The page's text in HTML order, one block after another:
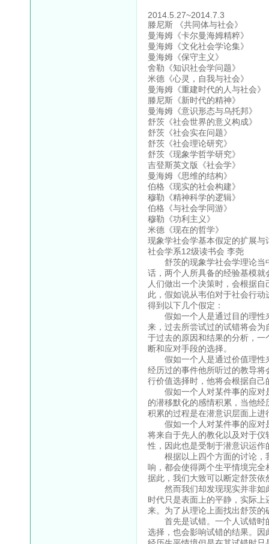
2014.5.27~2014.7.3
滕尼斯 《共同体与社会》
曼海姆《卡尔曼海姆精粹》
曼海姆《文化社会学论集》
曼海姆《保守主义》
舍勒《知识社会学问题》
米德《心灵，自我与社会》
曼海姆《重建时代的人与社会》
滕尼斯《新时代的精神》
曼海姆《意识形态与乌托邦》
舒茨《社会世界的意义构成》
舒茨《社会实在问题》
舒茨《社会理论研究》
舒茨《现象学哲学研究》
吉登斯英文版《社会学》
曼海姆《思维的结构》
伯格《现实的社会构建》
穆勒《精神科学的逻辑》
伯格《与社会学同游》
穆勒《功利主义》
米德《现在的哲学》
现象学社会学基本假定的扩展与
社会学系12级读书会 李尧
舒茨的现象学社会学理论当
话，两个人所具备的经验基模
人们做出一个决策时，会根据
此，假如说从韦伯对于社会行
得到以下几个假定：
假如一个人是通过目的理性
来，过去所尝试过的试错将会
于过去的原因和结果的分析，
断和应对手段的选择。
假如一个人是通过价值理性
经历过的事件他所听过的教导
行价值选择时，他将会根据自
假如一个人对某件事的应对
的潜移默化的感情积累，当他
积累的过程是在潜意识层面上
假如一个人对某件事的应对
将来自于先人的教化以及对于
性，因此也是受制于潜意识运作
根据以上四个方面的讨论，
响，都会使得两个生平情境完
据此，我们大致可以断定舒茨
然而我们却发现现实并非如
时代只是表面上的平静，实际
来。为了从理论上面找出舒茨
首先是试错。一个人试错时
选择，也会影响试错的结果。